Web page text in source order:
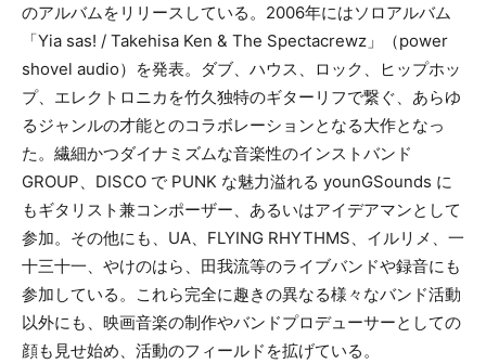
のアルバムをリリースしている。2006年にはソロアルバム
「Yia sas! / Takehisa Ken & The Spectacrewz」（power
shovel audio）を発表。ダブ、ハウス、ロック、ヒップホッ
プ、エレクトロニカを竹久独特のギターリフで繋ぐ、あらゆ
るジャンルの才能とのコラボレーションとなる大作となっ
た。繊細かつダイナミズムな音楽性のインストバンド
GROUP、DISCO で PUNK な魅力溢れる younGSounds に
もギタリスト兼コンポーザー、あるいはアイデアマンとして
参加。その他にも、UA、FLYING RHYTHMS、イルリメ、一
十三十一、やけのはら、田我流等のライブバンドや録音にも
参加している。これら完全に趣きの異なる様々なバンド活動
以外にも、映画音楽の制作やバンドプロデューサーとしての
顔も見せ始め、活動のフィールドを拡げている。